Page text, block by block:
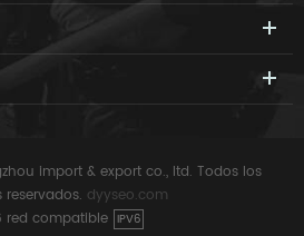
import & export co., ltd. Todos los
reservados. dyyseo.com
red compatible IPV6